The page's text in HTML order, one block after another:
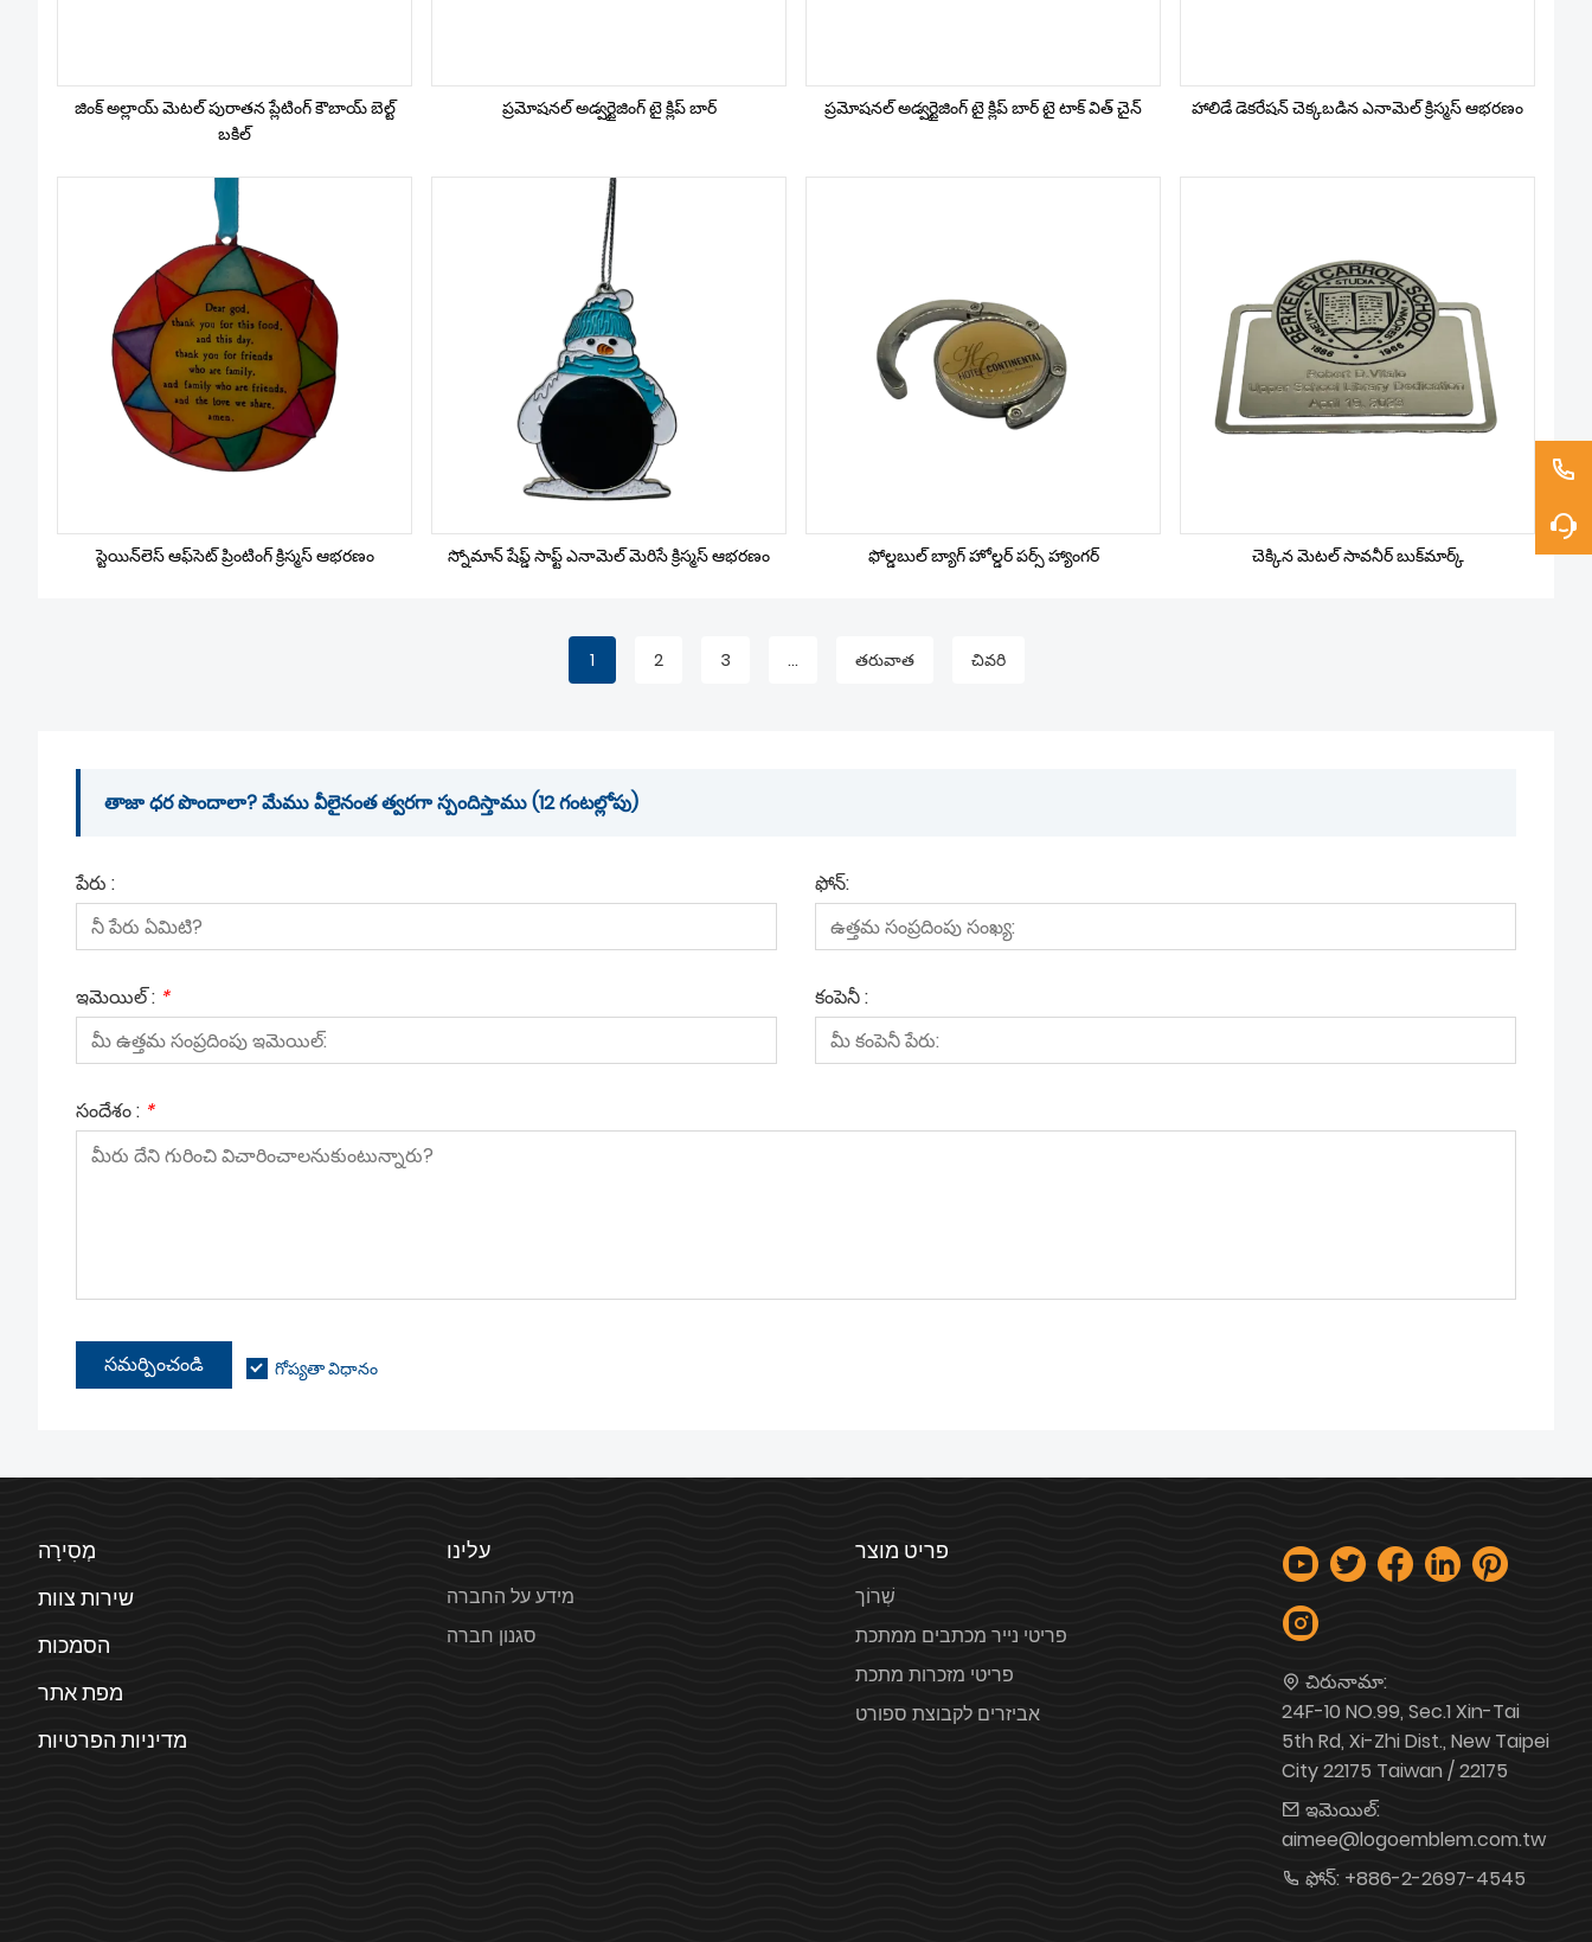
జింక్ అల్లాయ్ మెటల్ పురాతన ప్లేటింగ్ కౌబాయ్ బెల్ట్
బకిల్
ప్రమోషనల్ అడ్వర్టైజింగ్ టై క్లిప్ బార్ ప్రమోషనల్ అడ్వర్టైజింగ్ టై క్లిప్ బార్ టై టాక్ విత్ చైన్ హాలిడే డెకరేషన్ చెక్కబడిన ఎనామెల్ క్రిస్మస్ ఆభరణం
స్టెయిన్‌లెస్ ఆఫ్‌సెట్ ప్రింటింగ్ క్రిస్మస్ ఆభరణం స్నోమాన్ షేప్డ్ సాఫ్ట్ ఎనామెల్ మెరిసే క్రిస్మస్ ఆభరణం ఫోల్డబుల్ బ్యాగ్ హోల్డర్ పర్స్ హ్యాంగర్ చెక్కిన మెటల్ సావనీర్ బుక్‌మార్క్
1 2 3 ... తరువాత చివరి
తాజా ధర పొందాలా? మేము వీలైనంత త్వరగా స్పందిస్తాము (12 గంటల్లోపు)
పేరు : ఫోన్:
ఇమెయిల్ : * కంపెనీ :
సందేశం : *
సమర్పించండి గోప్యతా విధానం
מְסִירָה
שירות צוות
הסמכות
מפת אתר
מדיניות הפרטיות
עלינו
מידע על החברה
סגנון חברה
פריט מוצר
שְׁרוֹך
פריטי נייר מכתבים ממתכת
פריטי מזכרות מתכת
אביזרים לקבוצת ספורט
చిరునామా:
24F-10 NO.99, Sec.1 Xin-Tai
5th Rd, Xi-Zhi Dist., New Taipei
City 22175 Taiwan / 22175
ఇమెయిల్:
aimee@logoemblem.com.tw
ఫోన్: +886-2-2697-4545